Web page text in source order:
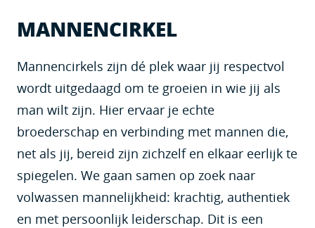
MANNENCIRKEL
Mannencirkels zijn dé plek waar jij respectvol
wordt uitgedaagd om te groeien in wie jij als
man wilt zijn. Hier ervaar je echte
broederschap en verbinding met mannen die,
net als jij, bereid zijn zichzelf en elkaar eerlijk te
spiegelen. We gaan samen op zoek naar
volwassen mannelijkheid: krachtig, authentiek
en met persoonlijk leiderschap. Dit is een